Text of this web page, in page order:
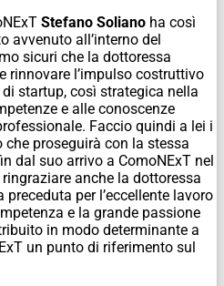
Stefano Soliano ha così
avvenuto all’interno del
sicuri che la dottoressa
rinnovare l’impulso costruttivo
startup, così strategica nella
e alle conoscenze
Faccio quindi a lei i
proseguirà con la stessa
dal suo arrivo a ComoNExT nel
anche la dottoressa
preceduta per l’eccellente lavoro
e la grande passione
in modo determinante a
un punto di riferimento sul